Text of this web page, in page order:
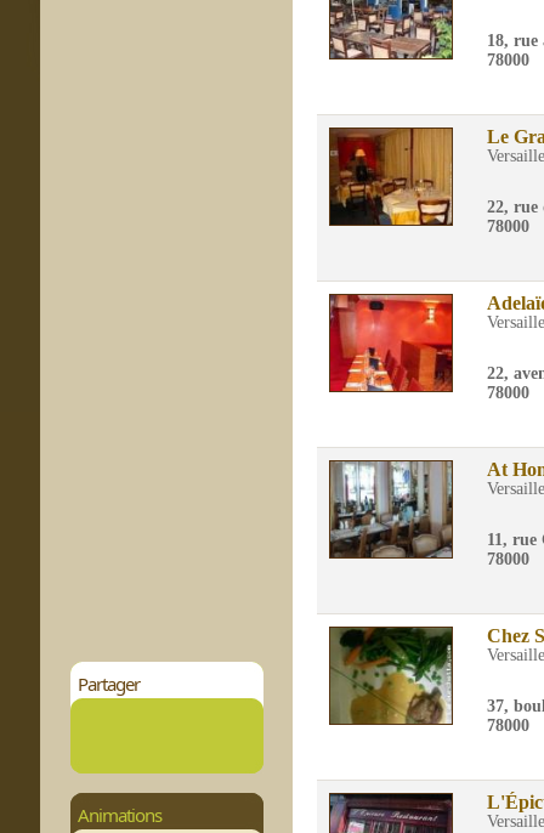
Partager
Animations
18, rue
78000
Le
22, rue
78000
22,
78000
At
11, rue
78000
Chez
37,
78000